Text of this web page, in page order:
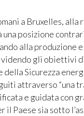
a Bruxelles,
una posizione
alla produzione
gli obiettivi
della Sicurezza
attraverso “una
e guidata con
il Paese sia sotto